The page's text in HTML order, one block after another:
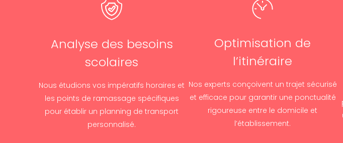
Analyse des besoins
scolaires
Nous étudions vos impératifs horaires et
les points de ramassage spécifiques
pour établir un planning de transport
personnalisé.
Optimisation de
l’itinéraire
Nos experts conçoivent un trajet sécurisé
et efficace pour garantir une ponctualité
rigoureuse entre le domicile et
l’établissement.